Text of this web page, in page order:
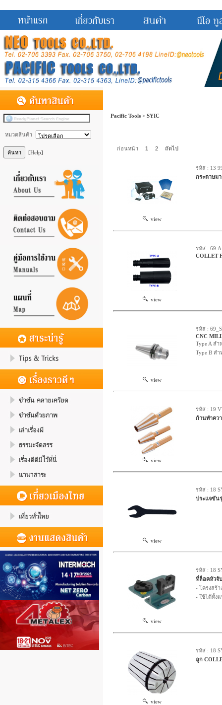
หมวดสินค้า
[Help]
Pacific Tools > SYIC
ก่อนหน้า 1 2 ถัดไป
view
รหัส : 13
กระดาษม
view
รหัส : 69
COLLET
view
รหัส :
CNC
Type A ส
Type B ส
view
รหัส : 19
ก้านทำคว
view
รหัส : 18
ประแจขัน
view
รหัส : 18
ที่ล็อคหัวจั
- โครงสร้
- ใช้ได้ทั้ง
view
รหัส : 18
ลูก